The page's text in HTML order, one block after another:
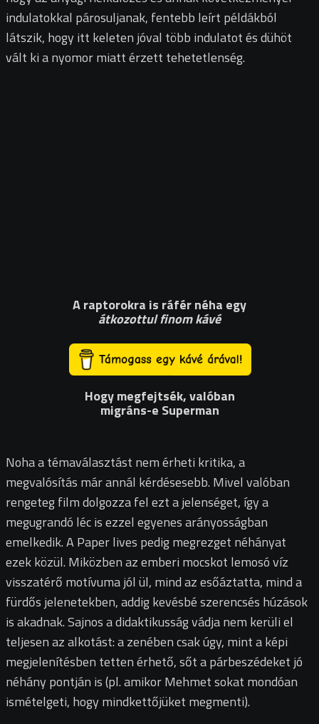
indulatokkal párosuljanak, fentebb leírt példákból
látszik, hogy itt keleten jóval több indulatot és dühöt
vált ki a nyomor miatt érzett tehetetlenség.
A raptorokra is ráfér néha egy
átkozottul finom kávé
Hogy megfejtsék,valóban
migráns-e Superman
Noha a témaválasztást nem érheti kritika, a
megvalósítás már annál kérdésesebb. Mivel valóban
rengeteg film dolgozza fel ezt a jelenséget, így a
megugrandó léc is ezzel egyenes arányosságban
emelkedik. A Paper lives pedig megrezget néhányat
ezek közül. Miközben az emberi mocskot lemosó víz
visszatérő motívuma jól ül, mind az esőáztatta, mind a
fürdős jelenetekben, addig kevésbé szerencsés húzások
is akadnak. Sajnos a didaktikusság vádja nem kerüli el
teljesen az alkotást: a zenében csak úgy, mint a képi
megjelenítésben tetten érhető, sőt a párbeszédeket jó
néhány pontján is (pl. amikor Mehmet sokat mondóan
ismételgeti, hogy mindkettőjüket megmenti).